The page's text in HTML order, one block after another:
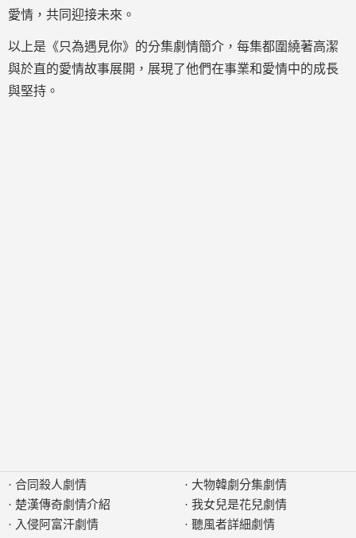
愛情，共同迎接未來。
以上是《只為遇見你》的分集劇情簡介，每集都圍繞著高潔
與於直的愛情故事展開，展現了他們在事業和愛情中的成長
與堅持。
· 合同殺人劇情
· 楚漢傳奇劇情介紹
· 入侵阿富汗劇情
· 大物韓劇分集劇情
· 我女兒是花兒劇情
· 聽風者詳細劇情